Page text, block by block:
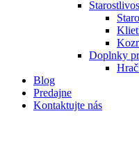
Doplnky
Blog
Predajne
Kontaktujte nás